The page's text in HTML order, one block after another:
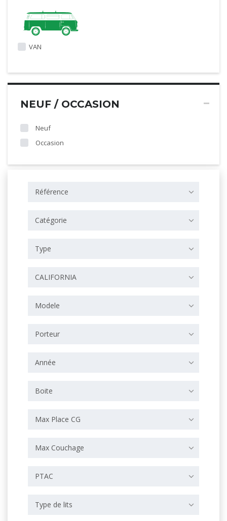
VAN
NEUF / OCCASION
Neuf
Occasion
Référence
Catégorie
Type
CALIFORNIA
Modele
Porteur
Année
Boite
Max Place CG
Max Couchage
PTAC
Type de lits